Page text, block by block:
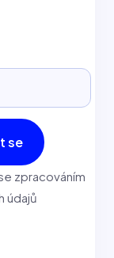
se
zpracováním
údajů